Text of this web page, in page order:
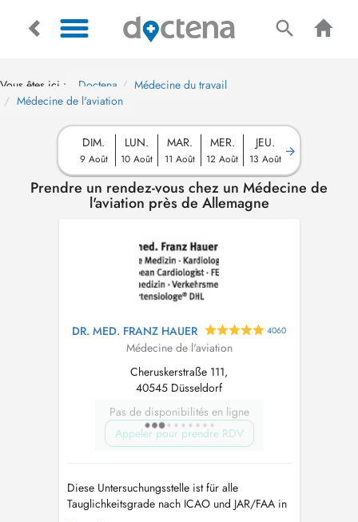
Vous êtes ici : Doctena
Médecine du travail
Médecine de l'aviation
DIM.
9 Août
LUN.
10 Août
MAR.
11 Août
MER.
12 Août
JEU.
13 Août
Prendre un rendez-vous chez un Médecine de
l'aviation près de Allemagne
DR. MED. FRANZ HAUER 4060
Médecine de l'aviation
Cheruskerstraße 111,
40545 Düsseldorf
Pas de disponibilités en ligne
Appeler pour prendre RDV
Diese Untersuchungsstelle ist für alle
Tauglichkeitsgrade nach ICAO und JAR/FAA in